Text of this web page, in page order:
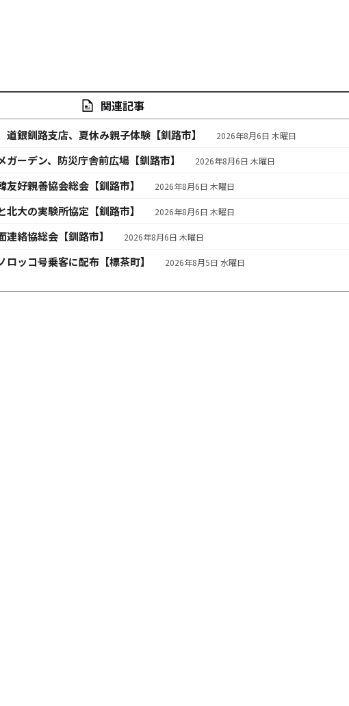
関連記事
銀釧路支店、夏休み親子体験【釧路市】 2026年8月6日 木曜日
ーデン、防災庁舎前広場【釧路市】 2026年8月6日 木曜日
好親善協会総会【釧路市】 2026年8月6日 木曜日
大の実験所協定【釧路市】 2026年8月6日 木曜日
絡協総会【釧路市】 2026年8月6日 木曜日
ッコ号乗客に配布【標茶町】 2026年8月5日 水曜日